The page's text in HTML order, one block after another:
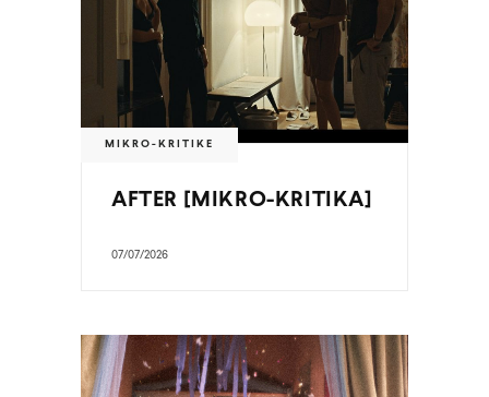
MIKRO-KRITIKE
AFTER [MIKRO-KRITIKA]
07/07/2026